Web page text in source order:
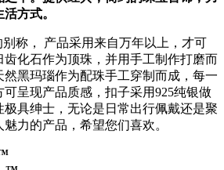
方式。
称， 产品采用来自万年以上，才可
齿化石作为顶珠，并用手工制作打磨而
然黑玛瑙作为配珠手工穿制而成，每一
呈现产品质感，扣子采用925纯银做
极具绅士，无论是日常出行佩戴还是聚
力的产品，希望您们喜欢。